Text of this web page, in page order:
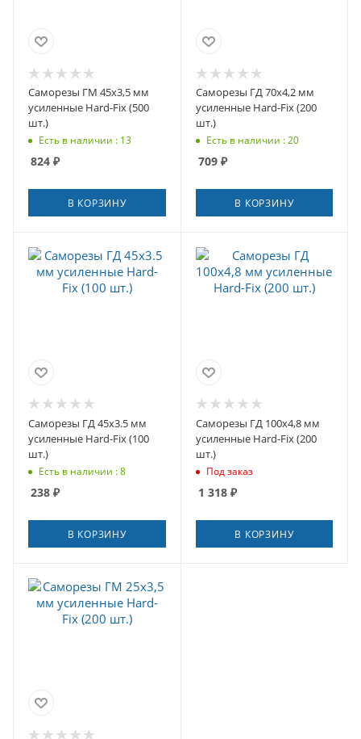
Саморезы ГМ 45x3,5 мм
усиленные Hard-Fix (500
шт.)
Есть в наличии : 13
824 ₽
В КОРЗИНУ
Саморезы ГД 70x4,2 мм
усиленные Hard-Fix (200
шт.)
Есть в наличии : 20
709₽
В КОРЗИНУ
Саморезы ГД 45x3.5 мм
усиленные Hard-Fix (100
шт.)
Есть в наличии : 8
238 ₽
В КОРЗИНУ
Саморезы ГД 100x4,8 мм
усиленные Hard-Fix (200
шт.)
Под заказ
1 318₽
В КОРЗИНУ